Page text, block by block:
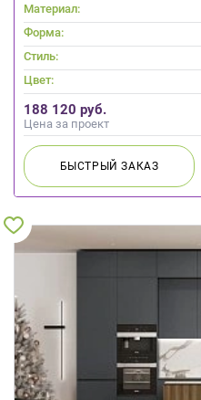
Материал:
Форма:
Стиль:
Цвет:
188 120 руб.
Цена за проект
БЫСТРЫЙЗАКАЗ